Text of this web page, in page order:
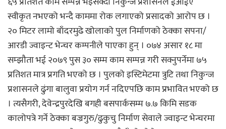
स्वीकृत नभएको भन्दै काममा रोक लगाएको प्रसादको आरोप छ ।
२० मिटर लामो बाँदरमुढे खोलाको पुल निर्माणको ठेक्का सपना/
आरडी ज्वाइन्ट भेन्चर कम्पनीले पाएका हुन् । ०७४ असार १८ मा
सम्झौता भई २०७९ पुस ३० सम्म काम सम्पन्न गरी सक्नुपर्नेमा ७५
प्रतिशत मात्र प्रगति भएको छ । पुलको इस्टिमेटमा त्रुटि तथा निकुन्ज
प्रशासनले ढुंगा बालुवा प्रयोग गर्न नदिएपछि काम प्रभावित भएको छ
। त्यसैगरी, देवेन्द्रपुरदेखि बगही बसपार्कसम्म ७.७ किमि सडक
कालोपत्रे गर्ने ठेक्का बज्रगुरु/ढुकुचु निर्माण सेवाले ज्वाइन्ट भेन्चरमा